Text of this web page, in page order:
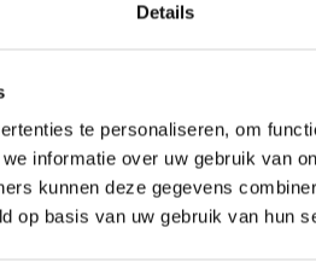
Details
te personaliseren, om
informatie over uw gebruik van
kunnen deze gegevens
op basis van uw gebruik van hun